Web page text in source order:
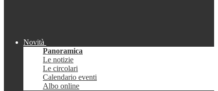
Novità
Panoramica
Le notizie
Le circolari
Calendario eventi
Albo online